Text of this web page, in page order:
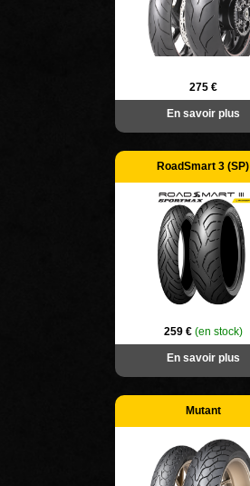
275 €
En savoir plus
RoadSmart 3 (SP)
259 € (en stock)
En savoir plus
Mutant